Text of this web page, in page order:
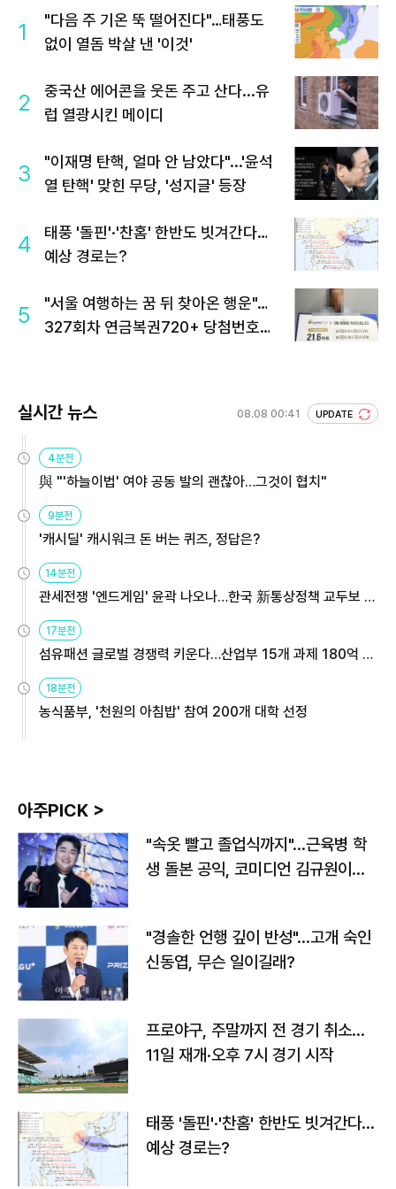
1
"다음 주 기온 뚝 떨어진다"…태풍도
없이 열돔 박살 낸 '이것'
2
중국산 에어콘을 웃돈 주고 산다...유
럽 열광시킨 메이디
3
"이재명 탄핵, 얼마 안 남았다"...'윤석
열 탄핵' 맞힌 무당, '성지글' 등장
4
태풍 '돌핀'·'찬홈' 한반도 빗겨간다…
예상 경로는?
5
"서울 여행하는 꿈 뒤 찾아온 행운"…
327회차 연금복권720+ 당첨번호조
실시간 뉴스 08.08 00:41 UPDATE
4분전
與 "'하늘이법' 여야 공동 발의 괜찮아…그것이 협치"
9분전
'캐시딜' 캐시워크 돈 버는 퀴즈, 정답은?
14분전
관세전쟁 '엔드게임' 윤곽 나오나…한국 新통상정책 교두보 활
용해야
17분전
섬유패션 글로벌 경쟁력 키운다…산업부 15개 과제 180억 지
원
18분전
농식품부, '천원의 아침밥' 참여 200개 대학 선정
아주PICK >
"속옷 빨고 졸업식까지"…근육병 학
생 돌본 공익, 코미디언 김규원이었
"경솔한 언행 깊이 반성"…고개 숙인
신동엽, 무슨 일이길래?
프로야구, 주말까지 전 경기 취소…
11일 재개·오후 7시 경기 시작
태풍 '돌핀'·'찬홈' 한반도 빗겨간다…
예상 경로는?